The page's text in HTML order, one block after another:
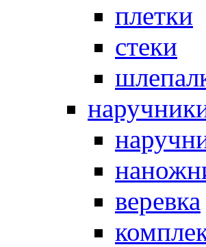
плетки
стеки
веревка